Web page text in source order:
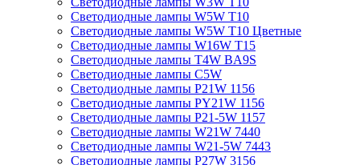
Светодиодные лампы W5W T10
Светодиодные лампы W5W T10 Цветные
Светодиодные лампы W16W T15
Светодиодные лампы T4W BA9S
Светодиодные лампы C5W
Светодиодные лампы P21W 1156
Светодиодные лампы PY21W 1156
Светодиодные лампы P21-5W 1157
Светодиодные лампы W21W 7440
Светодиодные лампы W21-5W 7443
Светодиодные лампы P27W 3156